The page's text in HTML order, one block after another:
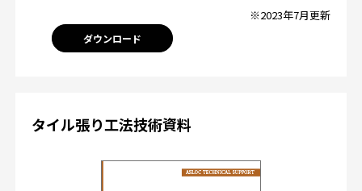
※2023年7月更新
ダウンロード
タイル張り工法技術資料